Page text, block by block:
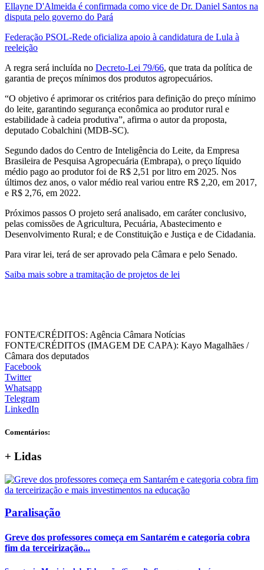
Ellayne D'Almeida é confirmada como vice de Dr. Daniel Santos na
disputa pelo governo do Pará
Federação PSOL-Rede oficializa apoio à candidatura de Lula à
reeleição
A regra será incluída no Decreto-Lei 79/66, que trata da política de
garantia de preços mínimos dos produtos agropecuários.
“O objetivo é aprimorar os critérios para definição do preço mínimo
do leite, garantindo segurança econômica ao produtor rural e
estabilidade à cadeia produtiva”, afirma o autor da proposta,
deputado Cobalchini (MDB-SC).
Segundo dados do Centro de Inteligência do Leite, da Empresa
Brasileira de Pesquisa Agropecuária (Embrapa), o preço líquido
médio pago ao produtor foi de R$ 2,51 por litro em 2025. Nos
últimos dez anos, o valor médio real variou entre R$ 2,20, em 2017,
e R$ 2,76, em 2022.
Próximos passos O projeto será analisado, em caráter conclusivo,
pelas comissões de Agricultura, Pecuária, Abastecimento e
Desenvolvimento Rural; e de Constituição e Justiça e de Cidadania.
Para virar lei, terá de ser aprovado pela Câmara e pelo Senado.
Saiba mais sobre a tramitação de projetos de lei
FONTE/CRÉDITOS: Agência Câmara Notícias
FONTE/CRÉDITOS (IMAGEM DE CAPA): Kayo Magalhães /
Câmara dos deputados
Facebook
Twitter
Whatsapp
Telegram
LinkedIn
Comentários:
+ Lidas
Paralisação
Greve dos professores começa em Santarém e categoria cobra
fim da terceirização...